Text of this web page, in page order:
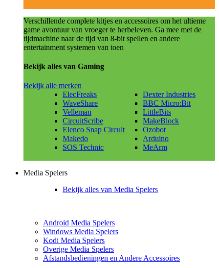
Verschillende complete kitjes en accessoires om het ultieme
game avontuur van vroeger te herbeleven. Ga mee met de
tijdmachine naar de tijd van 8-bit spellen en andere
entertainment systemen van toen
Bekijk alles van Gaming
Bekijk alle merken
ElecFreaks
WaveShare
Velleman
CircuitScribe
Elenco Snap Circuit
Makedo
SOS Technic
Dexter Industries
BBC Micro:Bit
LittleBits
MakeBlock
Ozobot
Arduino
MeArm
Media Spelers
Bekijk alles van Media Spelers
Android Media Spelers
Windows Media Spelers
Kodi Media Spelers
Overige Media Spelers
Afstandsbedieningen en Andere Accessoires